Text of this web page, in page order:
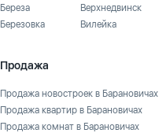
Береза
Березовка
Верхнедвинск
Вилейка
Продажа
Продажа новостроек в Барановичах
Продажа квартир в Барановичах
Продажа комнат в Барановичах